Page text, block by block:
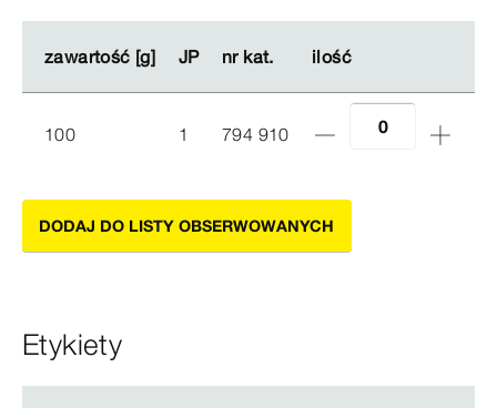
zawartość [g] JP nr kat. ilość
zawartość [g] JP nr kat. ilość
100 1 794 910
DODAJ DO LISTY OBSERWOWANYCH
Etykiety